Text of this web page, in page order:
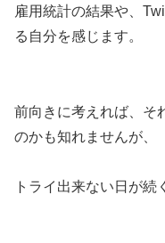
雇用統計の結果や、
る自分を感じます。
前向きに考えれば、そ
のかも知れませんが、
トライ出来ない日が続